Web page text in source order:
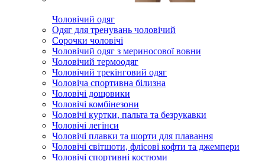
Чоловічий одяг
Одяг для тренувань чоловічий
Сорочки чоловічі
Чоловічий одяг з мериносової вовни
Чоловічий термоодяг
Чоловічий трекінговий одяг
Чоловіча спортивна білизна
Чоловічі дощовики
Чоловічі комбінезони
Чоловічі куртки, пальта та безрукавки
Чоловічі легінси
Чоловічі плавки та шорти для плавання
Чоловічі світшоти, флісові кофти та джемпери
Чоловічі спортивні костюми